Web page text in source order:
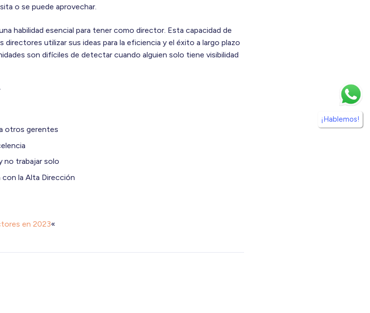
o se puede aprovechar.
habilidad esencial para tener como director. Esta capacidad de
utilizar sus ideas para la eficiencia y el éxito a largo plazo
son difíciles de detectar cuando alguien solo tiene visibilidad
otros gerentes
no trabajar solo
con la Alta Dirección
en 2023«
¡Hablemos!